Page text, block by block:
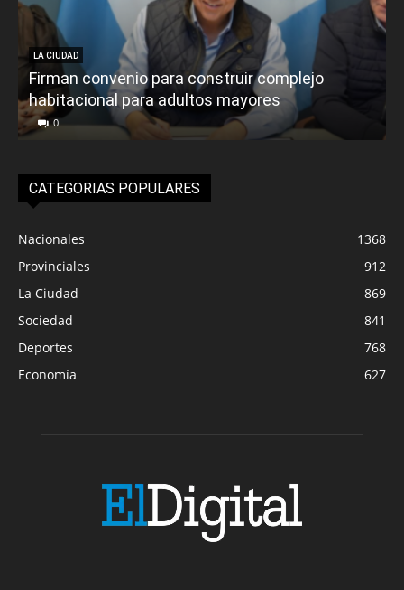
LA CIUDAD
Firman convenio para construir complejo
habitacional para adultos mayores
0
CATEGORIAS POPULARES
Nacionales
1368
Provinciales
912
La Ciudad
869
Sociedad
841
Deportes
768
Economía
627